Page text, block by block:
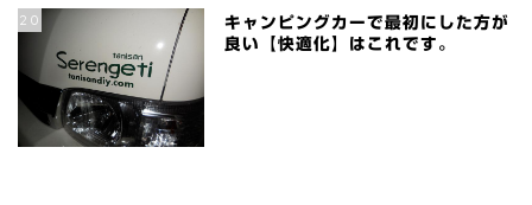
20
キャンピングカーで最初にした方が
良い【快適化】はこれです。